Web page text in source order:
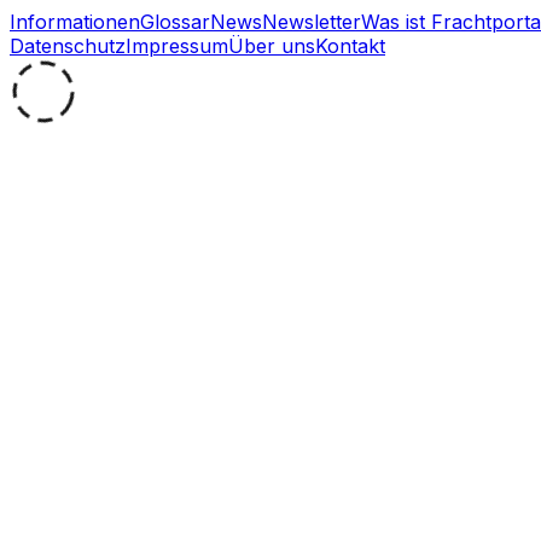
InformationenGlossarNewsNewsletterWas ist
DatenschutzImpressumÜber unsKontakt